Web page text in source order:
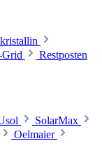
Restposten
SolarMax
Oelmaier